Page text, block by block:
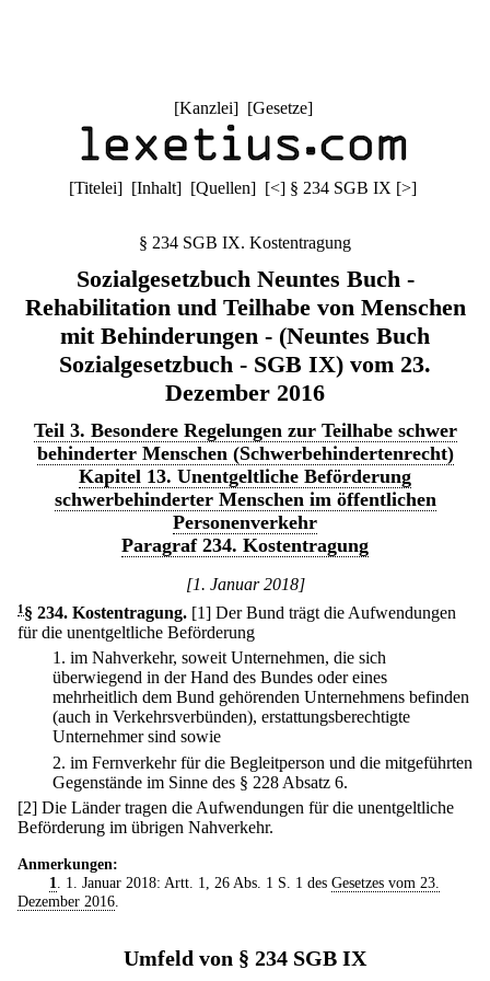
[Kanzlei] [Gesetze]
[Titelei] [Inhalt] [Quellen] [<] § 234 SGB IX [>]
§ 234 SGB IX. Kostentragung
Sozialgesetzbuch Neuntes Buch -
Rehabilitation und Teilhabe von Menschen
mit Behinderungen - (Neuntes Buch
Sozialgesetzbuch - SGB IX) vom 23.
Dezember 2016
Teil 3. Besondere Regelungen zur Teilhabe schwer
behinderter Menschen (Schwerbehindertenrecht)
Kapitel 13. Unentgeltliche Beförderung
schwerbehinderter Menschen im öffentlichen
Personenverkehr
Paragraf 234. Kostentragung
[1. Januar 2018]
1 § 234. Kostentragung. [1] Der Bund trägt die Aufwendungen
für die unentgeltliche Beförderung
1. im Nahverkehr, soweit Unternehmen, die sich
überwiegend in der Hand des Bundes oder eines
mehrheitlich dem Bund gehörenden Unternehmens befinden
(auch in Verkehrsverbünden), erstattungsberechtigte
Unternehmer sind sowie
2. im Fernverkehr für die Begleitperson und die mitgeführten
Gegenstände im Sinne des § 228 Absatz 6.
[2] Die Länder tragen die Aufwendungen für die unentgeltliche
Beförderung im übrigen Nahverkehr.
Anmerkungen:
1
. 1. Januar 2018: Artt. 1, 26 Abs. 1 S. 1 des Gesetzes vom 23.
Dezember 2016
Umfeld von § 234 SGB IX